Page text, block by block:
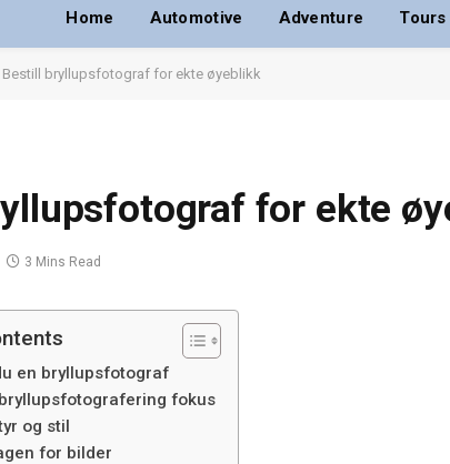
Home Automotive Adventure Tours
Bestill bryllupsfotograf for ekte øyeblikk
for ekte
3 Mins Read
en bryllupsfotograf
fokus
og stil
for bilder